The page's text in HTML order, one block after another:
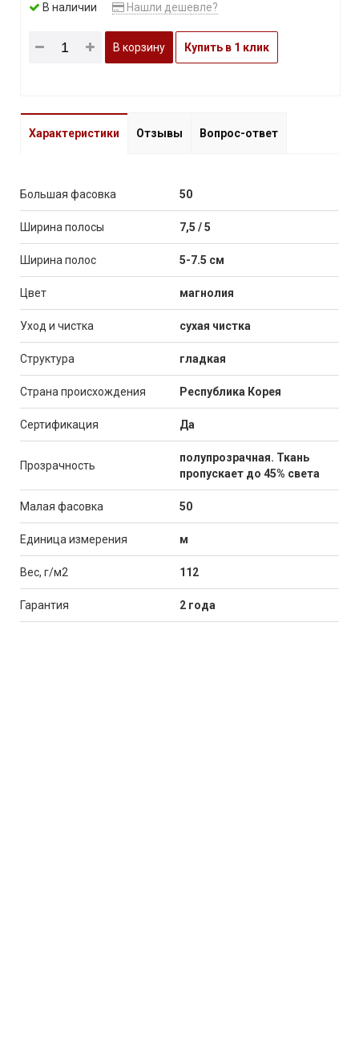
В наличии Нашли дешевле?
В корзину Купить в 1 клик
Характеристики Отзывы Вопрос-ответ
Большая фасовка 50
Ширина полосы 7,5 / 5
Ширина полос 5-7.5 см
Цвет магнолия
Уход и чистка сухая чистка
Структура гладкая
Страна происхождения Республика Корея
Сертификация Да
Прозрачность
полупрозрачная. Ткань
пропускает до 45% света
Малая фасовка 50
Единица измерения м
Вес, г/м2 112
Гарантия 2 года